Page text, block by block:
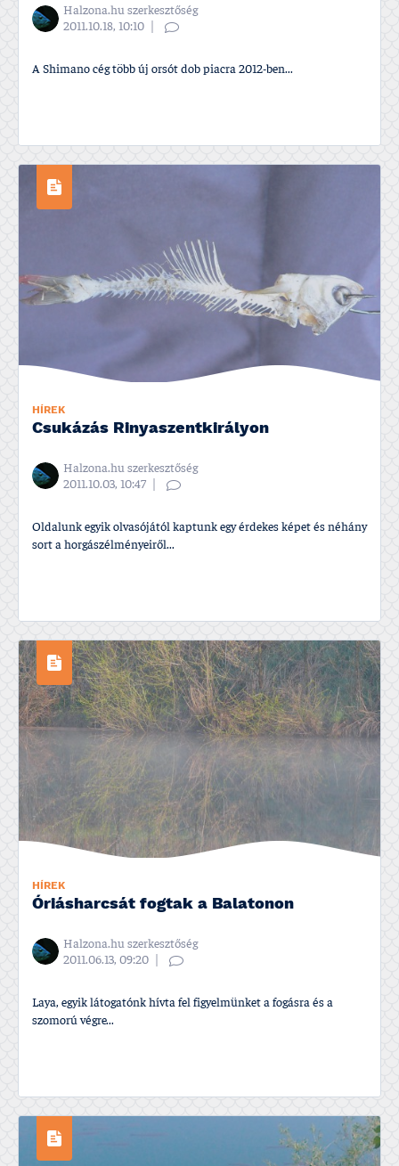
Halzona.hu szerkesztőség
2011.10.18, 10:10
A Shimano cég több új orsót dob piacra 2012-ben...
HÍREK
Csukázás Rinyaszentkirályon
Halzona.hu szerkesztőség
2011.10.03, 10:47
Oldalunk egyik olvasójától kaptunk egy érdekes képet és néhány
sort a horgászélményeiről...
HÍREK
Óriásharcsát fogtak a Balatonon
Halzona.hu szerkesztőség
2011.06.13, 09:20
Laya, egyik látogatónk hí­vta fel figyelmünket a fogásra és a
szomorú végre...